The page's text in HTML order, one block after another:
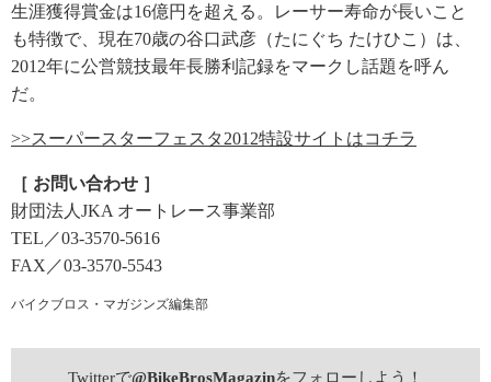
生涯獲得賞金は16億円を超える。レーサー寿命が長いこと
も特徴で、現在70歳の谷口武彦（たにぐち たけひこ）は、
2012年に公営競技最年長勝利記録をマークし話題を呼ん
だ。
>>スーパースターフェスタ2012特設サイトはコチラ
［ お問い合わせ ］
財団法人JKA オートレース事業部
TEL／03-3570-5616
FAX／03-3570-5543
バイクブロス・マガジンズ編集部
Twitterで@BikeBrosMagazinをフォローしよう！